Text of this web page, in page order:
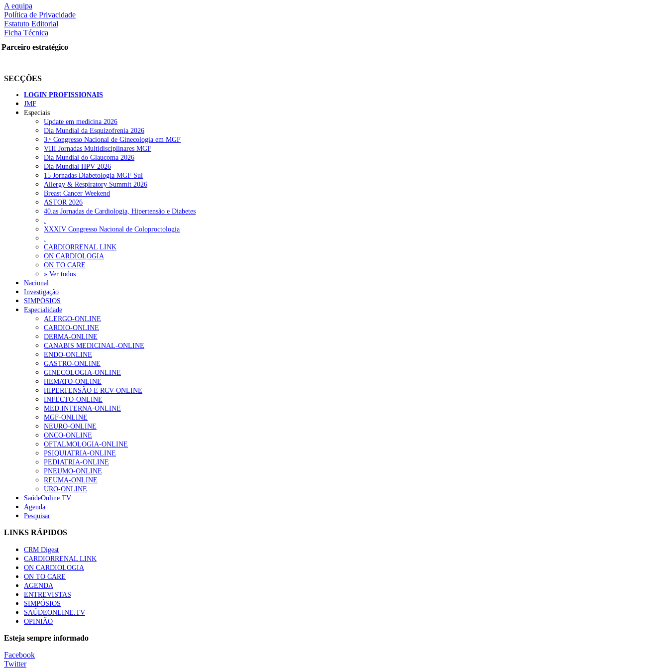
nas redes sociais:
RECENTES
Quase 11.900 jovens recorreram aos cheques psicólogo e nutricionista no primeiro mês
ULS de Coimbra estreia cirurgia endoscópica do ouvido com apoio robótico em Portugal
Enfermeiros exigem esclarecimentos sobre eventual gestão privada da ULS do Algarve
Ordem dos Médicos alerta para riscos no novo sistema de acesso a consultas e cirurgias
Portugal está a formar os médicos de que precisa?
MAIS LIDAS
Enfermagem Forense. “Da urgência ao tribunal, cada gesto conta e cada profissional faz a diferença”
203 visualizações
1.º Episódio do Podcast “Frequência Cardio – Sintoniza-te na Insuficiência Cardíaca” da Bayer
169 visualizações
Alguns milhares de utentes podem ficar sem médico de família com nova regras do registo, alerta associação
132 visualizações
“Os programas de rastreio do cancro do pulmão são custo-efetivos e representam um investimento sustentável para os sistemas de saúde”
93 visualizações
Quase quatro em cada dez doentes com enfarte apresentavam níveis elevados de Lp(a), revela estudo
Trodelvy aprovado para primeira linha no cancro da mama triplo negativo metastático em doentes não elegíveis para inibidores PD-(L)1
61 visualizações
MAIS NOTÍCIAS
7 Ago, 2026
A equipa
Política de Privacidade
Estatuto Editorial
Ficha Técnica
Parceiro estratégico
SECÇÕES
LOGIN PROFISSIONAIS
JMF
Especiais
Update em medicina 2026
Dia Mundial da Esquizofrenia 2026
3.ᵒ Congresso Nacional de Ginecologia em MGF
VIII Jornadas Multidisciplinares MGF
Dia Mundial do Glaucoma 2026
Dia Mundial HPV 2026
15 Jornadas Diabetologia MGF Sul
Allergy & Respiratory Summit 2026
Breast Cancer Weekend
ASTOR 2026
40.as Jornadas de Cardiologia, Hipertensão e Diabetes
.
XXXIV Congresso Nacional de Coloproctologia
.
CARDIORRENAL LINK
ON CARDIOLOGIA
ON TO CARE
» Ver todos
Nacional
Investigação
SIMPÓSIOS
Especialidade
ALERGO-ONLINE
CARDIO-ONLINE
DERMA-ONLINE
CANABIS MEDICINAL-ONLINE
ENDO-ONLINE
GASTRO-ONLINE
GINECOLOGIA-ONLINE
HEMATO-ONLINE
HIPERTENSÃO E RCV-ONLINE
INFECTO-ONLINE
MED.INTERNA-ONLINE
MGF-ONLINE
NEURO-ONLINE
ONCO-ONLINE
OFTALMOLOGIA-ONLINE
PSIQUIATRIA-ONLINE
PEDIATRIA-ONLINE
PNEUMO-ONLINE
REUMA-ONLINE
URO-ONLINE
SaúdeOnline TV
Agenda
Pesquisar
LINKS RÁPIDOS
CRM Digest
CARDIORRENAL LINK
ON CARDIOLOGIA
ON TO CARE
AGENDA
ENTREVISTAS
SIMPÓSIOS
SAÚDEONLINE.TV
OPINIÃO
Esteja sempre informado
Facebook
Twitter